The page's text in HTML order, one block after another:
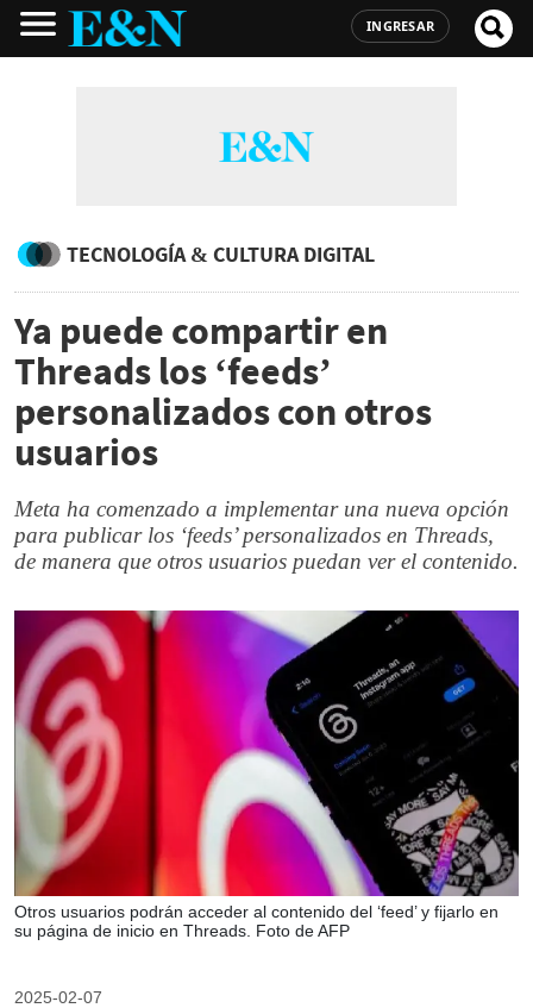
INGRESAR
TECNOLOGÍA & CULTURA DIGITAL
Ya puede compartir en
Threads los ‘feeds’
personalizados con otros
usuarios
Meta ha comenzado a implementar una nueva opción
para publicar los ‘feeds’ personalizados en Threads,
de manera que otros usuarios puedan ver el contenido.
Otros usuarios podrán acceder al contenido del ‘feed’ y fijarlo en
su página de inicio en Threads. Foto de AFP
2025-02-07